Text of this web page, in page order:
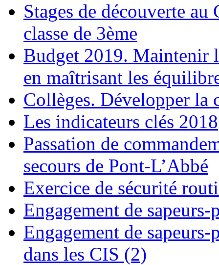
Stages de découverte
classe de 3ème
Budget 2019. Maintenir
en maîtrisant les
Collèges. Développer la
Les indicateurs clés 2018
Passation de
secours de Pont-L’Abbé
Exercice de sécurité
Engagement de
Engagement de
dans les CIS (2)